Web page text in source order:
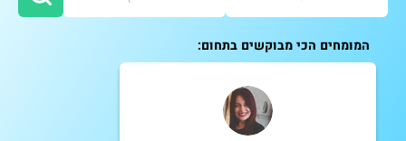
המומחים הכי מבוקשים בתחום: